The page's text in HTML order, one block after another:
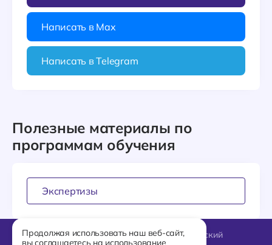
Написать в Max
Написать в Telegram
Полезные материалы по
программам обучения
Экспертизы
127018, Москва, Октябрьский
Продолжая использовать наш веб-сайт,
вы соглашаетесь на использование